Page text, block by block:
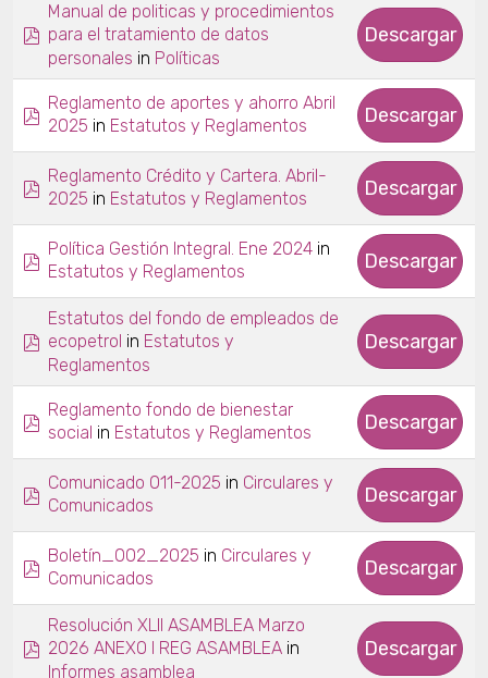
pdf
Manual de politicas y procedimientos
para el tratamiento de datos
personales in Políticas
Descargar
pdf
Reglamento de aportes y ahorro Abril
2025 in Estatutos y Reglamentos Descargar
pdf
Reglamento Crédito y Cartera. Abril-
2025 in Estatutos y Reglamentos Descargar
pdf
Política Gestión Integral. Ene 2024 in
Estatutos y Reglamentos
Descargar
pdf
Estatutos del fondo de empleados de
ecopetrol in Estatutos y
Reglamentos
Descargar
pdf
Reglamento fondo de bienestar
social in Estatutos y Reglamentos Descargar
pdf
Comunicado 011-2025 in Circulares y
Comunicados
Descargar
pdf
Boletín_002_2025 in Circulares y
Comunicados
Descargar
pdf
Resolución XLII ASAMBLEA Marzo
2026 ANEXO I REG ASAMBLEA in
Informes asamblea
Descargar